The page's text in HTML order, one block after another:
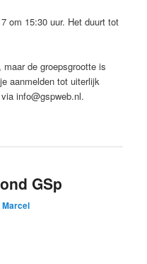
om 15:30 uur. Het duurt tot
de groepsgrootte is
aanmelden tot uiterlijk
info@gspweb.nl.
GSp
Marcel